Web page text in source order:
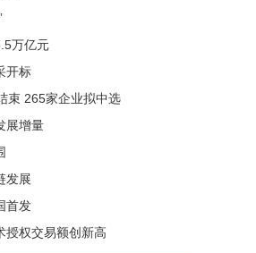
万亿元
开标
束 265家企业拟中选
展增量
发展
首发
授权交易额创新高